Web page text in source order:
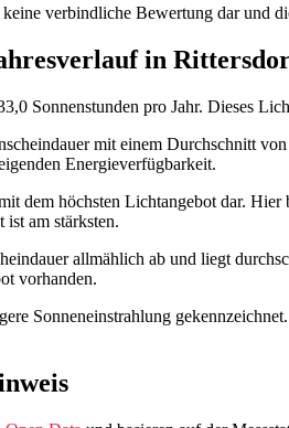
verbindliche Bewertung dar und
in
Sonnenstunden pro Jahr. Dieses
mit einem Durchschnitt
Energieverfügbarkeit.
dem höchsten Lichtangebot dar.
ist am stärksten.
allmählich ab und liegt
vorhanden.
Sonneneinstrahlung